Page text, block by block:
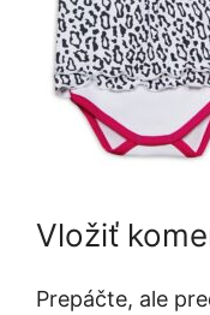
Vložiť
Prepáčte, ale